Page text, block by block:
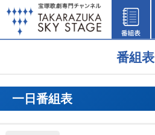
番組表
一日番組表